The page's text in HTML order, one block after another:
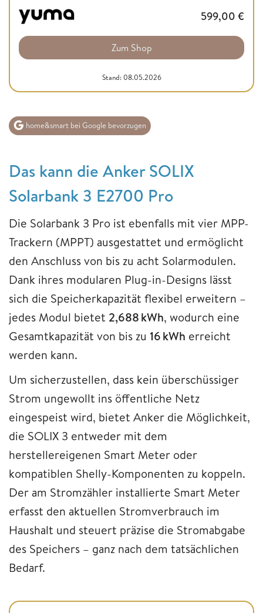
599,00 €
Zum Shop
Stand: 08.05.2026
home&smart bei Google bevorzugen
Das kann die Anker SOLIX
Solarbank 3 E2700 Pro
Die Solarbank 3 Pro ist ebenfalls mit vier MPP-
Trackern (MPPT) ausgestattet und ermöglicht
den Anschluss von bis zu acht Solarmodulen.
Dank ihres modularen Plug-in-Designs lässt
sich die Speicherkapazität flexibel erweitern –
jedes Modul bietet 2,688 kWh, wodurch eine
Gesamtkapazität von bis zu 16 kWh erreicht
werden kann.
Um sicherzustellen, dass kein überschüssiger
Strom ungewollt ins öffentliche Netz
eingespeist wird, bietet Anker die Möglichkeit,
die SOLIX 3 entweder mit dem
herstellereigenen Smart Meter oder
kompatiblen Shelly-Komponenten zu koppeln.
Der am Stromzähler installierte Smart Meter
erfasst den aktuellen Stromverbrauch im
Haushalt und steuert präzise die Stromabgabe
des Speichers – ganz nach dem tatsächlichen
Bedarf.